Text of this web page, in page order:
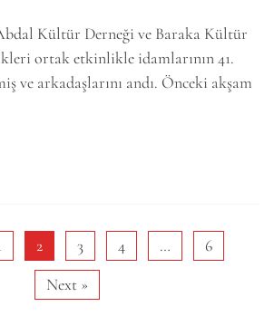
Kültür Derneği ve Baraka Kültür
ortak etkinlikle idamlarının 41.
ve arkadaşlarını andı. Önceki akşam
2 3 4 …
6
Next »